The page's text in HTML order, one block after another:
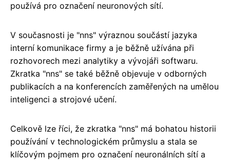
používá pro označení neuronových sítí.
V současnosti je "nns" výraznou součástí jazyka
interní komunikace firmy a je běžně užívána při
rozhovorech mezi analytiky a vývojáři softwaru.
Zkratka "nns" se také běžně objevuje v odborných
publikacích a na konferencích zaměřených na umělou
inteligenci a strojové učení.
Celkově lze říci, že zkratka "nns" má bohatou historii
používání v technologickém průmyslu a stala se
klíčovým pojmem pro označení neuronálních sítí a